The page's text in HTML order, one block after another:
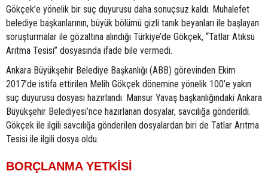
Gökçek’e yönelik bir suç duyurusu daha sonuçsuz kaldı. Muhalefet
belediye başkanlarının, büyük bölümü gizli tanık beyanları ile başlayan
soruşturmalar ile gözaltına alındığı Türkiye’de Gökçek, “Tatlar Atıksu
Arıtma Tesisi” dosyasında ifade bile vermedi.
Ankara Büyükşehir Belediye Başkanlığı (ABB) görevinden Ekim
2017’de istifa ettirilen Melih Gökçek dönemine yönelik 100’e yakın
suç duyurusu dosyası hazırlandı. Mansur Yavaş başkanlığındaki Ankara
Büyükşehir Belediyesi’nce hazırlanan dosyalar, savcılığa gönderildi.
Gökçek ile ilgili savcılığa gönderilen dosyalardan biri de Tatlar Arıtma
Tesisi ile ilgili dosya oldu.
BORÇLANMA YETKİSİ